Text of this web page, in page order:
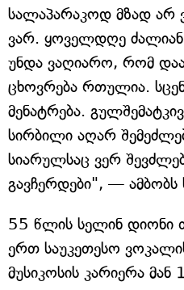
სალაპარაკოდ მზად არ
ვარ. ყოველდღე ძალიან
უნდა ვაღიარო, რომ
ცხოვრება რთულია.
მენატრება.
სირბილი აღარ
სიარულსაც ვერ
გავჩერდები", —
55 წლის სელინ დიონი
ერთ საუკეთესო
მუსიკოსის კარიერა